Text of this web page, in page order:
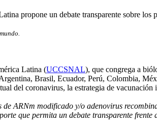
propone un debate transparente sobre los
Latina (UCCSNAL), que congrega a
Brasil, Ecuador, Perú, Colombia,
del coronavirus, la estrategia de vacunación
ARNm modificado y/o adenovirus
que permita un debate transparente